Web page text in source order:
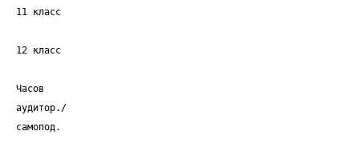
11 класс
12 класс
Часов
аудитор./
самопод.